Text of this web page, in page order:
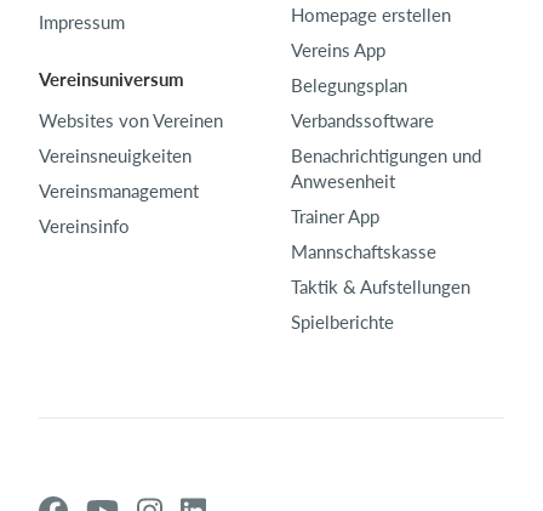
Impressum
Vereinsuniversum
Websites von Vereinen
Vereinsneuigkeiten
Vereinsmanagement
Vereinsinfo
Homepage erstellen
Vereins App
Belegungsplan
Verbandssoftware
Benachrichtigungen und
Anwesenheit
Trainer App
Mannschaftskasse
Taktik & Aufstellungen
Spielberichte